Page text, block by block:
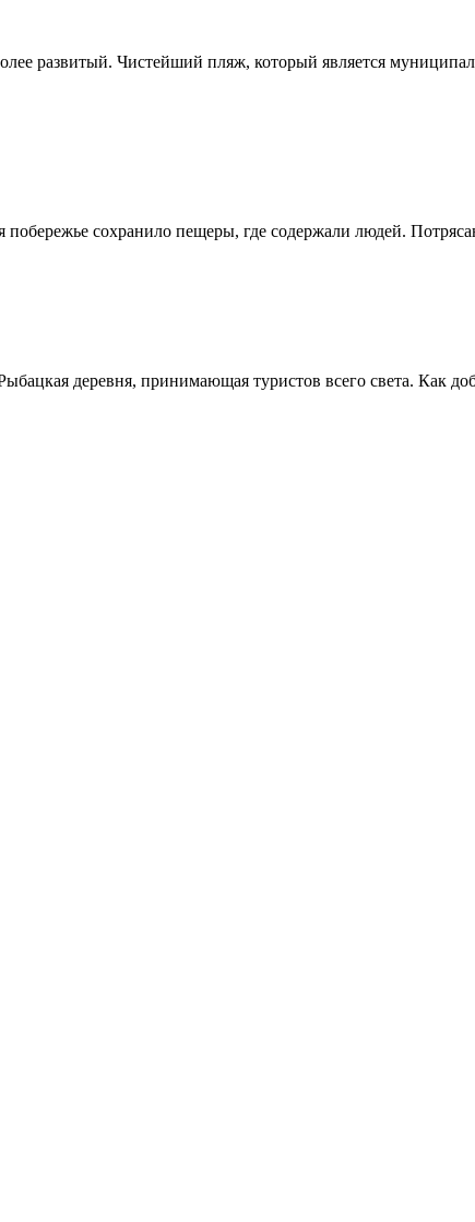
развитый. Чистейший пляж, который является
сохранило пещеры, где содержали людей.
деревня, принимающая туристов всего света. Как